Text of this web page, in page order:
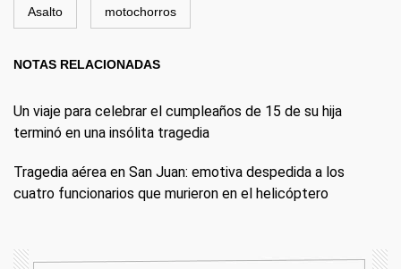
Asalto motochorros
NOTAS RELACIONADAS
Un viaje para celebrar el cumpleaños de 15 de su hija
terminó en una insólita tragedia
Tragedia aérea en San Juan: emotiva despedida a los
cuatro funcionarios que murieron en el helicóptero